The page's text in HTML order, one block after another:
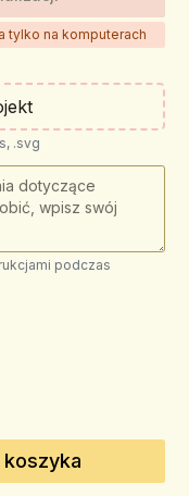
tylko na komputerach
.svg
podczas
koszyka